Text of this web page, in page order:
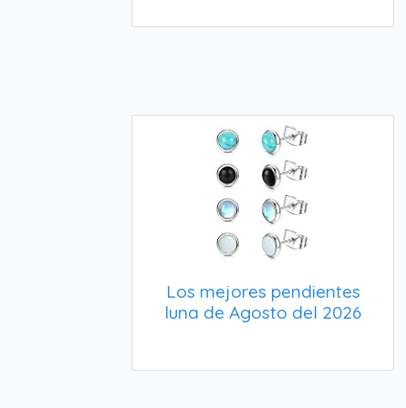
Los mejores pendientes
luna de Agosto del 2026